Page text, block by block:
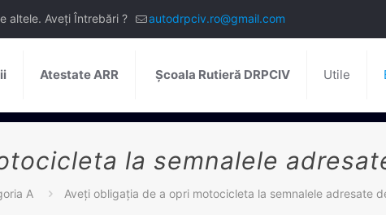
altele. Aveți Întrebări ? autodrpciv.ro@gmail.com
Atestate ARR Școala Rutieră DRPCIV Utile
la semnalele
A Aveţi obligaţia de a opri motocicleta la semnalele adresate